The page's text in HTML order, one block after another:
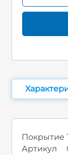
Покрытие
Артикул